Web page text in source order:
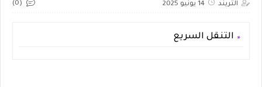
التريند 14 يونيو 2025 (0)
التنقل السريع